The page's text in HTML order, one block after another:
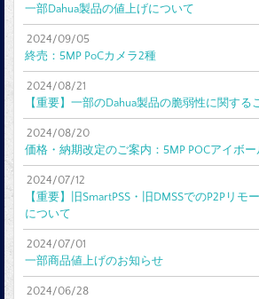
一部Dahua製品の値上げについて
2024/09/05
終売：5MP PoCカメラ2種
2024/08/21
【重要】一部のDahua製品の脆弱性に関する
2024/08/20
価格・納期改定のご案内：5MP POCアイボー
2024/07/12
【重要】旧SmartPSS・旧DMSSでのP2Pリモ
について
2024/07/01
一部商品値上げのお知らせ
2024/06/28